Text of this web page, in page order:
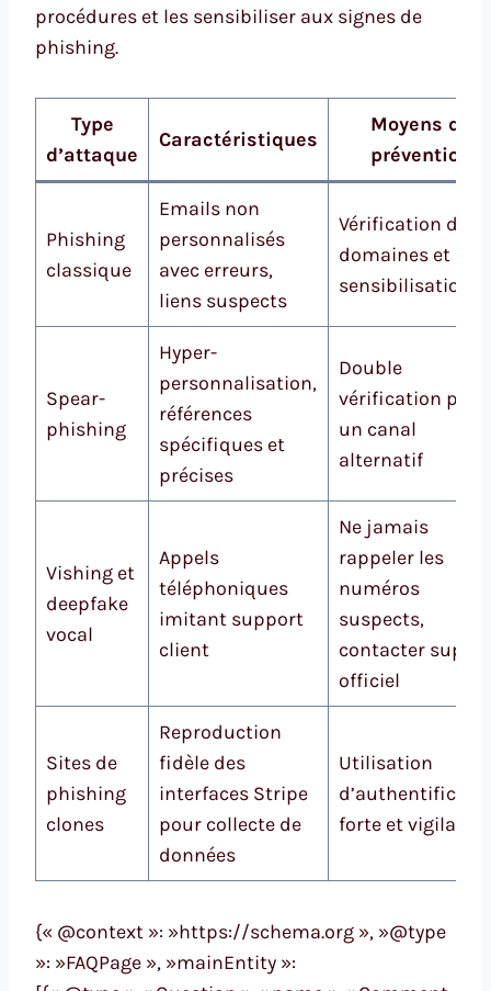
procédures et les sensibiliser aux signes de
phishing.
Type
d’attaque
Caractéristiques
Moyens de
prévention
Phishing
classique
Emails non
personnalisés
avec erreurs,
liens suspects
Vérification des
domaines et
sensibilisation
Spear-
phishing
Hyper-
personnalisation,
références
spécifiques et
précises
Double
vérification par
un canal
alternatif
Vishing et
deepfake
vocal
Appels
téléphoniques
imitant support
client
Ne jamais
rappeler les
numéros
suspects,
contacter
officiel
Sites de
phishing
clones
Reproduction
fidèle des
interfaces Stripe
pour collecte de
données
Utilisation
forte et vigilance
{« @context »: »https://schema.org », »@type
»: »FAQPage », »mainEntity »: